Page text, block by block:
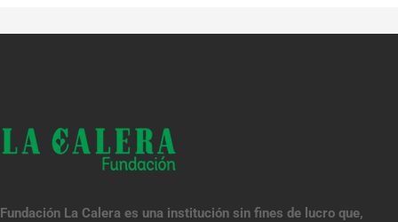
Fundación La Calera es una institución sin fines de lucro que,